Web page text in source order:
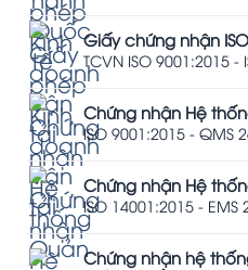
Giấy chứng nhận ISO
TCVN ISO 9001:2015 -
Chứng nhận Hệ
ISO 9001:2015 - QMS
Chứng nhận Hệ
ISO 14001:2015 - EMS
Chứng nhận hệ